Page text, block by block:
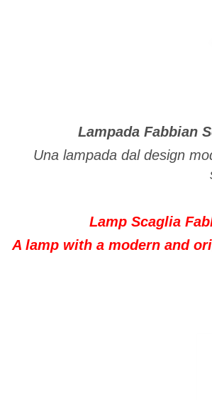
Lampada Fabbian
Una lampada dal design
Lamp Scaglia
A lamp with a modern and